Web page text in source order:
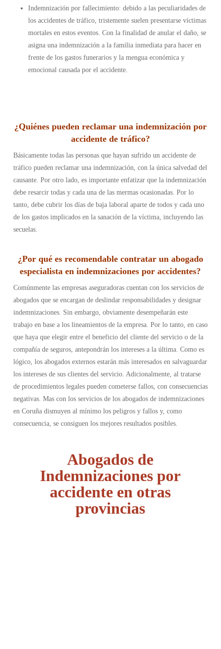
Indemnización por fallecimiento: debido a las peculiaridades de
los accidentes de tráfico, tristemente suelen presentarse víctimas
mortales en estos eventos. Con la finalidad de anular el daño, se
asigna una indemnización a la familia inmediata para hacer en
frente de los gastos funerarios y la mengua económica y
emocional causada por el accidente.
¿Quiénes pueden reclamar una indemnización por
accidente de tráfico?
Básicamente todas las personas que hayan sufrido un accidente de
tráfico pueden reclamar una indemnización, con la única salvedad del
causante. Por otro lado, es importante enfatizar que la indemnización
debe resarcir todas y cada una de las mermas ocasionadas. Por lo
tanto, debe cubrir los días de baja laboral aparte de todos y cada uno
de los gastos implicados en la sanación de la víctima, incluyendo las
secuelas.
¿Por qué es recomendable contratar un abogado
especialista en indemnizaciones por accidentes?
Comúnmente las empresas aseguradoras cuentan con los servicios de
abogados que se encargan de deslindar responsabilidades y designar
indemnizaciones. Sin embargo, obviamente desempeñarán este
trabajo en base a los lineamientos de la empresa. Por lo tanto, en caso
que haya que elegir entre el beneficio del cliente del servicio o de la
compañía de seguros, antepondrán los intereses a la última. Como es
lógico, los abogados externos estarán más interesados en salvaguardar
los intereses de sus clientes del servicio. Adicionalmente, al tratarse
de procedimientos legales pueden cometerse fallos, con consecuencias
negativas. Mas con los servicios de los abogados de indemnizaciones
en Coruña dismuyen al mínimo los peligros y fallos y, como
consecuencia, se consiguen los mejores resultados posibles.
Abogados de
Indemnizaciones por
accidente en otras
provincias